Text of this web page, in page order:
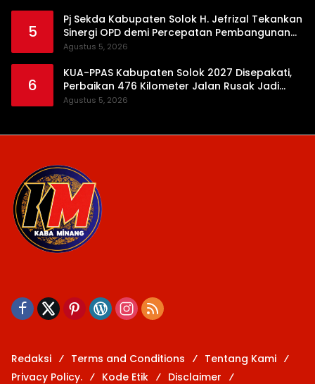
5
Pj Sekda Kabupaten Solok H. Jefrizal Tekankan
Sinergi OPD demi Percepatan Pembangunan
Daerah
Agustus 5, 2026
6
KUA-PPAS Kabupaten Solok 2027 Disepakati,
Perbaikan 476 Kilometer Jalan Rusak Jadi
Prioritas
Agustus 5, 2026
Redaksi Terms and Conditions
Tentang Kami
Privacy Policy.
Kode Etik Disclaimer